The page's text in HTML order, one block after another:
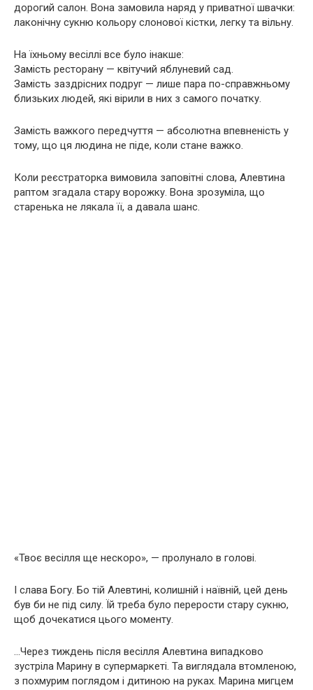
дорогий салон. Вона замовила наряд у приватної швачки:
лаконічну сукню кольору слонової кістки, легку та вільну.
На їхньому весіллі все було інакше:
Замість ресторану — квітучий яблуневий сад.
Замість заздрісних подруг — лише пара по-справжньому
близьких людей, які вірили в них з самого початку.
Замість важкого передчуття — абсолютна впевненість у
тому, що ця людина не піде, коли стане важко.
Коли реєстраторка вимовила заповітні слова, Алевтина
раптом згадала стару ворожку. Вона зрозуміла, що
старенька не лякала її, а давала шанс.
«Твоє весілля ще нескоро», — пролунало в голові.
І слава Богу. Бо тій Алевтині, колишній і наївній, цей день
був би не під силу. Їй треба було перерости стару сукню,
щоб дочекатися цього моменту.
…Через тиждень після весілля Алевтина випадково
зустріла Марину в супермаркеті. Та виглядала втомленою,
з похмурим поглядом і дитиною на руках. Марина мигцем